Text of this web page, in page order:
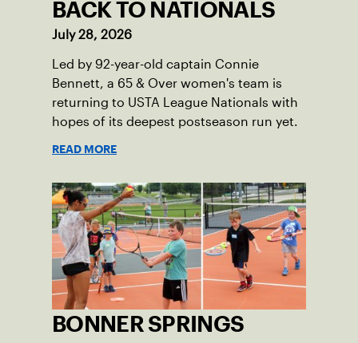
BACK TO NATIONALS
July 28, 2026
Led by 92-year-old captain Connie
Bennett, a 65 & Over women's team is
returning to USTA League Nationals with
hopes of its deepest postseason run yet.
READ MORE
BONNER SPRINGS